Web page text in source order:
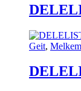
Geit,